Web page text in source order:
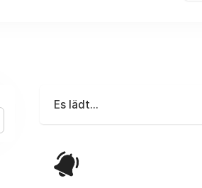
Es lädt...